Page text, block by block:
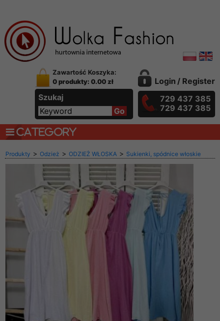
Zawartość Koszyka:
0 produkty: 0.00 zł
Szukaj
Login / Register
729 437 385
729 437 385
CATEGORY
Produkty > Odzież > ODZIEŻ WŁOSKA > Sukienki, spódnice włoskie